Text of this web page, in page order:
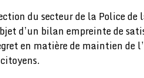
du secteur de la Police de
d’un bilan empreinte de
en matière de maintien de